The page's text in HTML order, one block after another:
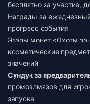
бесплатно за участие,
Награды за
прогресс события
Этапы монет «Охоты
косметические
значений
Сундук за
промоалмазов для
запуска